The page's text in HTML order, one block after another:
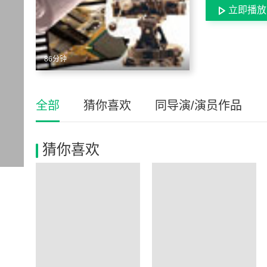
86分钟
立即播放
全部 猜你喜欢 同导演/演员作品
猜你喜欢